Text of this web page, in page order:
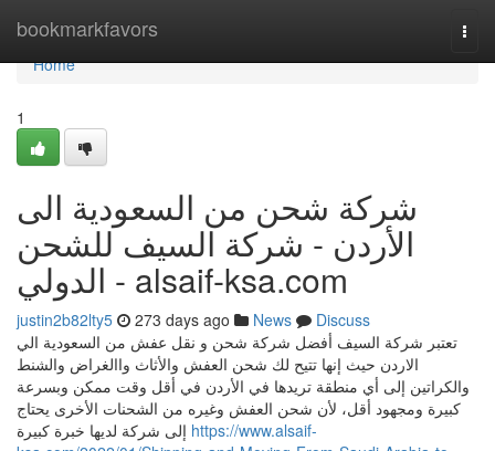
bookmarkfavors
Home
Home
1
شركة شحن من السعودية الى
الأردن - شركة السيف للشحن
الدولي - alsaif-ksa.com
justin2b82lty5 273 days ago News
Discuss
تعتبر شركة السيف أفضل شركة شحن و نقل عفش من السعودية الي
الاردن حيث إنها تتيح لك شحن العفش والأثاث واالغراض والشنط
والكراتين إلى أي منطقة تريدها في الأردن في أقل وقت ممكن وبسرعة
كبيرة ومجهود أقل، لأن شحن العفش وغيره من الشحنات الأخرى يحتاج
https://www.alsaif-